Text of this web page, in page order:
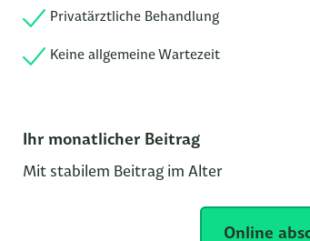
Privatärztliche Behandlung
Keine allgemeine Wartezeit
Ihr monatlicher Beitrag
Mit stabilem Beitrag im Alter
Online